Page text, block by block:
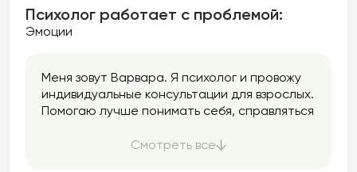
Психолог работает с проблемой:
Эмоции
Меня зовут Варвара. Я психолог и провожу
индивидуальные консультации для взрослых.
Помогаю лучше понимать себя, справляться
находить опору и уверенность.
Смотреть все